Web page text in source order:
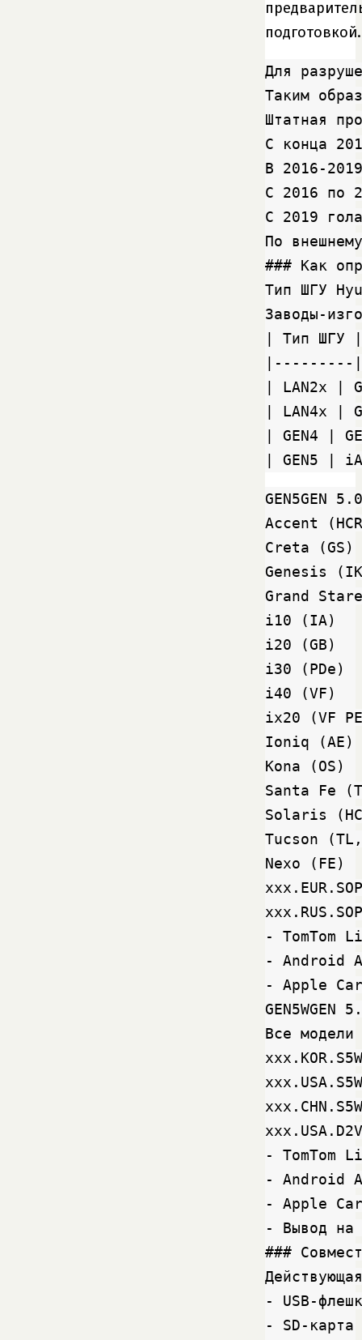
подготовкой.
Для
Таким
Штатная
С конца
В 2016-
С 2016 по
С 2019
По
### Как
Тип ШГУ
Заводы-
| Тип ШГУ
| LAN2x |
| LAN4x |
| GEN4 |
| GEN5 |
GEN5GEN
Accent
Creta (GS)
Genesis
Grand
i10 (IA)
i20 (GB)
i30 (PDe)
i40 (VF)
ix20 (VF
Ioniq (AE)
Kona (OS)
Santa Fe
Solaris
Tucson
Nexo (FE)
- TomTom
- Android
- Apple
Все модели
- TomTom
- Android
- Apple
- Вывод на
###
- USB-
- SD-карта